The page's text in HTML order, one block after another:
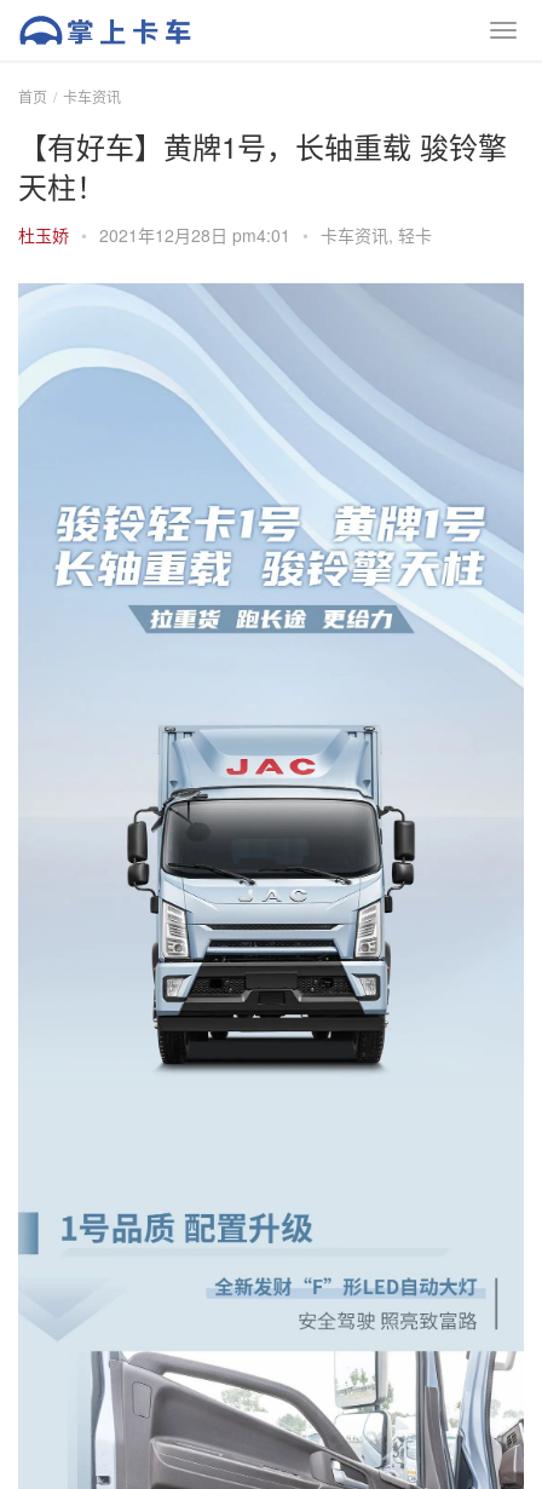
首页 卡车资讯
【有好车】黄牌1号，长轴重载 骏铃擎
天柱！
杜玉娇 • 2021年12月28日 pm4:01 • 卡车资讯, 轻卡